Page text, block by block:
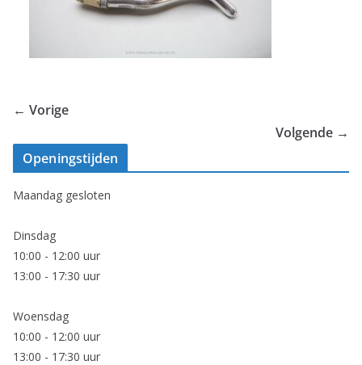
← Vorige
Volgende →
Openingstijden
Maandag gesloten
Dinsdag
10:00 - 12:00 uur
13:00 - 17:30 uur
Woensdag
10:00 - 12:00 uur
13:00 - 17:30 uur